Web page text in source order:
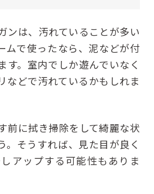
ンは、汚れていることが多い
ムで使ったなら、泥などが付
す。室内でしか遊んでいなく
などで汚れているかもしれま
前に拭き掃除をして綺麗な状
。そうすれば、見た目が良く
アップする可能性もありま